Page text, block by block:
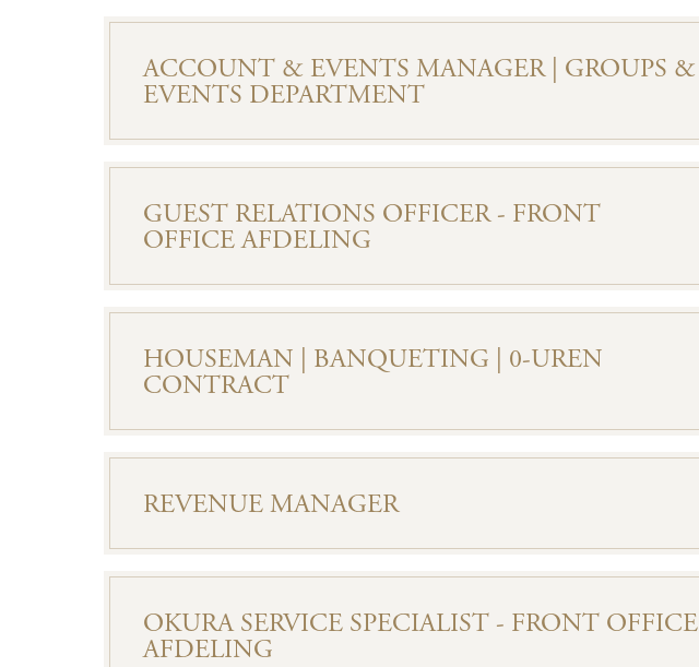
ACCOUNT & EVENTS MANAGER | GROUPS &
EVENTS DEPARTMENT
GUEST RELATIONS OFFICER - FRONT
OFFICE AFDELING
HOUSEMAN | BANQUETING | 0-UREN
CONTRACT
REVENUE MANAGER
OKURA SERVICE SPECIALIST - FRONT OFFICE
AFDELING